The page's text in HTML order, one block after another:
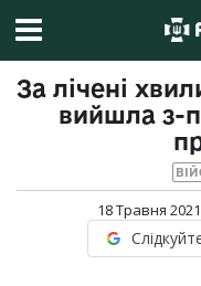
За лічені
вийшла з-
18 Травня